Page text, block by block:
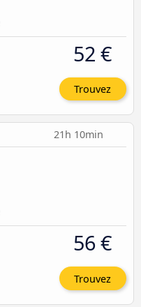
52 €
Trouvez
21h 10min
56 €
Trouvez